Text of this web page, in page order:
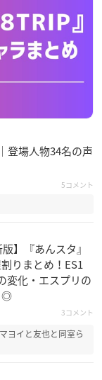
登場人物34名の声
5コメント
版】『あんスタ』
りまとめ！ES1
変化・エスプリの
◎
3コメント
ヨイと友也と同室ら